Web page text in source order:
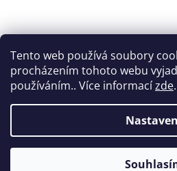
Tento web používá soubory
procházením tohoto webu
používáním.. Více informacízde.
Vytvořil
Brahmashop.cz.